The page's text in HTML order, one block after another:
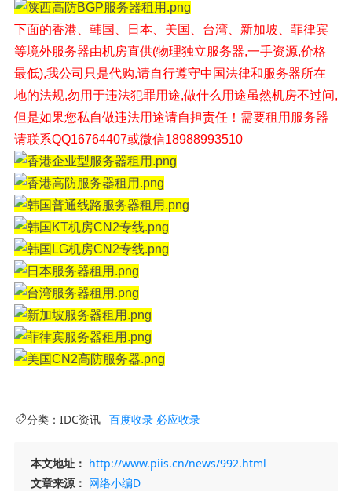
下面的香港、韩国、日本、美国、台湾、新加坡、菲律宾
等境外服务器由机房直供(物理独立服务器,一手资源,价格
最低),我公司只是代购,请自行遵守中国法律和服务器所在
地的法规,勿用于违法犯罪用途,做什么用途虽然机房不过问,
但是如果您私自做违法用途请自担责任！ 需要租用服务器
请联系QQ16764407或微信18988993510
分类： IDC资讯 百度收录 必应收录
本文地址： http://www.piis.cn/news/992.html
文章来源： 网络小编D